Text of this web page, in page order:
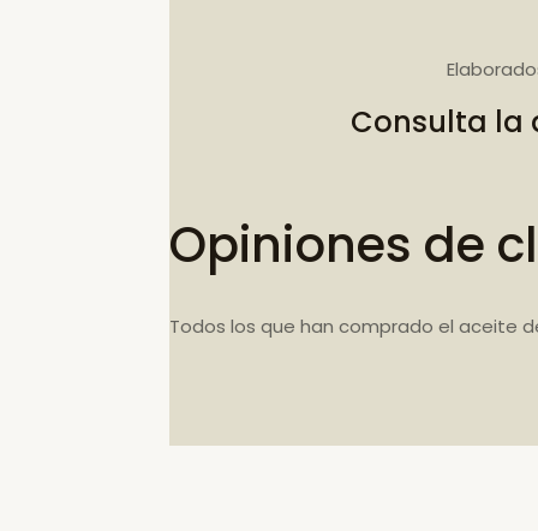
Consulta la
Opiniones de
Todos los que han comprado el aceite